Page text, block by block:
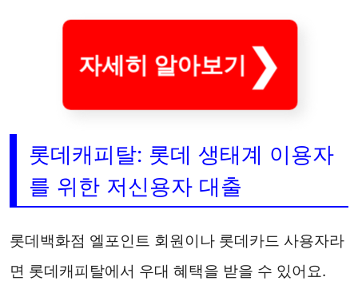
자세히 알아보기
롯데캐피탈: 롯데 생태계 이용자
를 위한 저신용자 대출
롯데백화점 엘포인트 회원이나 롯데카드 사용자라
면 롯데캐피탈에서 우대 혜택을 받을 수 있어요.